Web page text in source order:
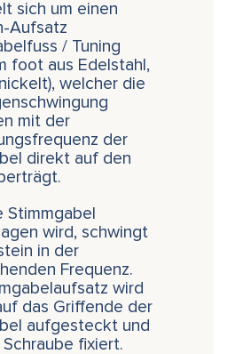
sich um einen
Aufsatz
/ Tuning
foot aus Edelstahl,
welcher die
mit der
der
direkt auf den
Stimmgabel
wird, schwingt
in der
Frequenz.
wird
das Griffende der
aufgesteckt und
fixiert.